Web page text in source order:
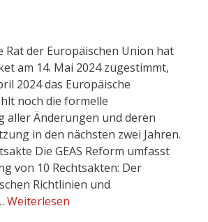
Rat der Europäischen Union hat
am 14. Mai 2024 zugestimmt,
2024 das Europäische
noch die formelle
aller Änderungen und deren
in den nächsten zwei Jahren.
Die GEAS Reform umfasst
von 10 Rechtsakten: Der
Richtlinien und
Weiterlesen